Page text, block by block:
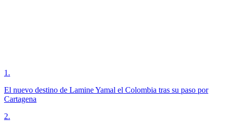
1 .
El nuevo destino de Lamine Yamal el Colombia tras su paso por
Cartagena
2.